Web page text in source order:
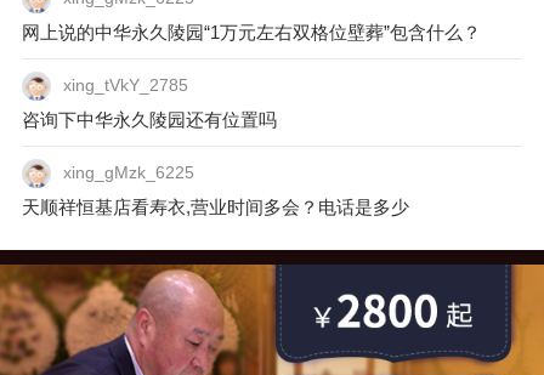
网上说的中华永久陵园“1万元左右双格位壁葬”包含什么？
xing_tVkY_2785
咨询下中华永久陵园还有位置吗
xing_gMzk_6225
天顺祥恒基店看寿衣,营业时间多会？电话是多少